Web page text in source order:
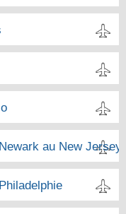
au New Jersey